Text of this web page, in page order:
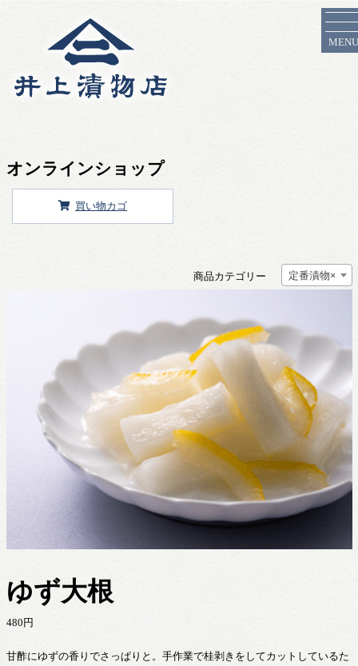
MENU
オンラインショップ
買い物カゴ
商品カテゴリー ×
定番漬物
ゆず大根
480 円
甘酢にゆずの香りでさっぱりと。手作業で桂剥きをしてカットしているた